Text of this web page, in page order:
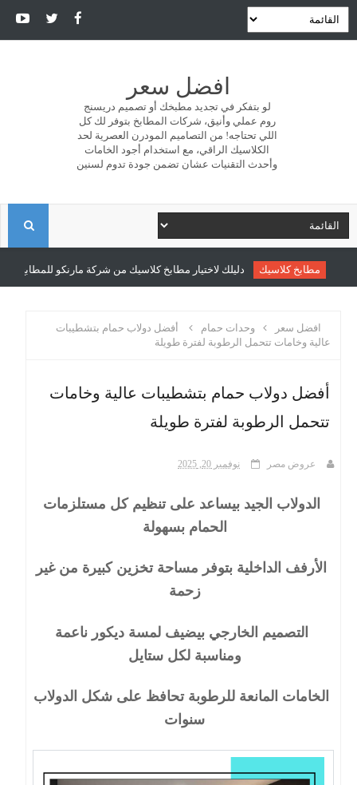
افضل سعر
لو بتفكر في تجديد مطبخك أو تصميم دريسنج
روم عملي وأنيق، شركات المطابخ بتوفر لك كل
اللي تحتاجه! من التصاميم المودرن العصرية لحد
الكلاسيك الراقي، مع استخدام أجود الخامات
وأحدث التقنيات عشان تضمن جودة تدوم لسنين
ا
مطابخ كلاسيك دليلك لاختيار مطابخ كلاسيك من شركة مارنكو للمطابخ
افضل سعر وحدات حمام
أفضل دولاب حمام بتشطيبات
عالية وخامات تتحمل الرطوبة لفترة طويلة
أفضل دولاب حمام بتشطيبات عالية وخامات
تتحمل الرطوبة لفترة طويلة
عروض مصر نوفمبر 20, 2025
الدولاب الجيد بيساعد على تنظيم كل مستلزمات
الحمام بسهولة
الأرفف الداخلية بتوفر مساحة تخزين كبيرة من غير
زحمة
التصميم الخارجي بيضيف لمسة ديكور ناعمة
ومناسبة لكل ستايل
الخامات المانعة للرطوبة تحافظ على شكل الدولاب
سنوات